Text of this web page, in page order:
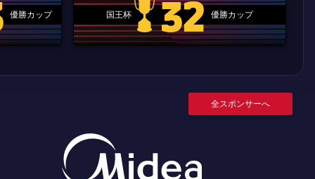
優勝カップ 国王杯
国王杯
32 優勝カップ
全スポンサーへ